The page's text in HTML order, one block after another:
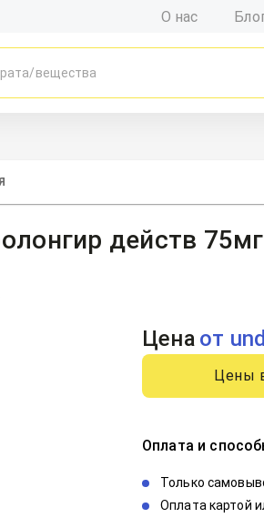
О нас
действ
Цена от
Цены
Оплата и
Только
Оплата картой